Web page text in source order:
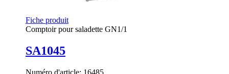
Fiche produit
Comptoir pour saladette GN1/1
SA1045
Numéro d'article: 16485